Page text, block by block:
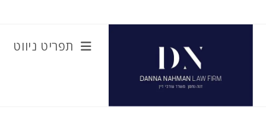
תפריט ניווט